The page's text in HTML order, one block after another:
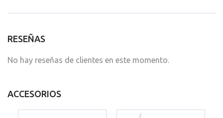
RESEÑAS
No hay reseñas de clientes en este momento.
ACCESORIOS